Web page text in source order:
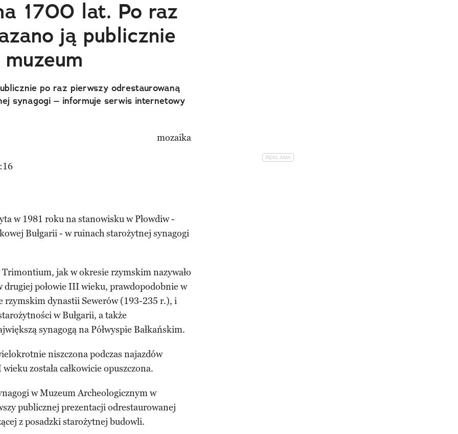
1700 lat. Po raz
ją publicznie
po raz pierwszy odrestaurowaną
synagogi – informuje serwis internetowy
w 1981 roku na stanowisku w Płowdiw -
Bułgarii - w ruinach starożytnej synagogi
Trimontium, jak w okresie rzymskim nazywało
drugiej połowie III wieku, prawdopodobnie w
rzymskim dynastii Sewerów (193-235 r.), i
w Bułgarii, a także
synagogą na Półwyspie Bałkańskim.
niszczona podczas najazdów
została całkowicie opuszczona.
w Muzeum Archeologicznym w
publicznej prezentacji odrestaurowanej
z posadzki starożytnej budowli.